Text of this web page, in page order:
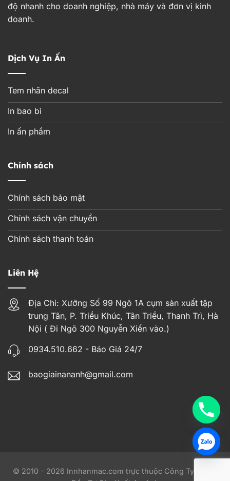
độ nhanh cho doanh nghiệp, nhà máy và đơn vị kinh
doanh.
Dịch Vụ In Ấn
Tem nhãn decal
In bao bì
In ấn phẩm
Chính sách
Chính sách bảo mật
Chính sách vận chuyển
Chính sách thanh toán
Liên Hệ
Địa Chỉ: Xưởng Số 99 Ngõ 1A cụm sản xuất tập
trung Tân, P. Triều Khúc, Tân Triều, Thanh Trì, Hà
Nội ( Đi Ngõ 300 Nguyễn Xiển vào.)
0934.510.662 - Báo Giá 24/7
baogiainananh@gmail.com
© 2010 - 2026 Innhanmac.com trực thuộc Công Ty TNHH